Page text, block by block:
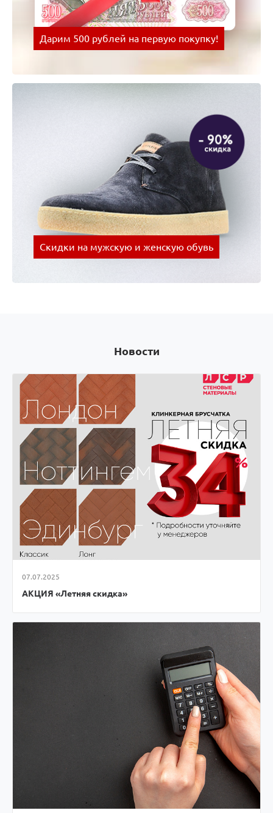
Дарим 500 рублей на первую покупку!
на следующую покупку!
Скидки на мужскую и женскую обувь
на следующую покупку! Оплачивай покупки
Новости
07.07.2025
АКЦИЯ «Летняя скидка»